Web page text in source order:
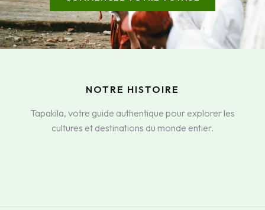
NOTRE HISTOIRE
Tapakila, votre guide authentique pour explorer les
cultures et destinations du monde entier.